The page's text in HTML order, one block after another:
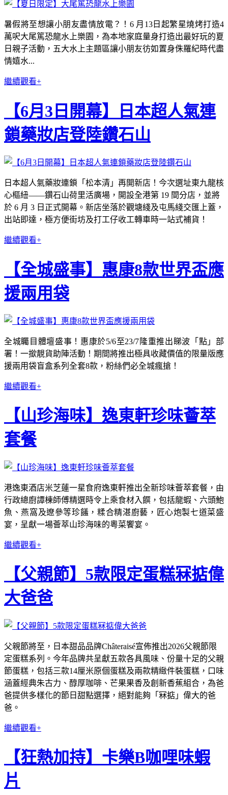
暑假將至想讓小朋友盡情放電？！6 月13日起繁星燒烤打造4
萬呎大尾篤恐龍水上樂園，為本地家庭量身打造出最好玩的夏
日親子活動，五大水上主題區讓小朋友彷如置身侏羅紀時代盡
情嬉水...
繼續觀看+
【6月3日開幕】日本超人氣連
鎖藥妝店登陸鑽石山
日本超人氣藥妝連鎖「松本清」再開新店！今次選址東九龍核
心樞紐——鑽石山荷里活廣場，開設全港第 19 間分店，並將
於 6 月 3 日正式開幕。新店坐落於觀塘綫及屯馬綫交匯上蓋，
出站即達，極方便街坊及打工仔收工轉車時一站式補貨！
繼續觀看+
【全城盛事】惠康8款世界盃應
援兩用袋
全城矚目體壇盛事！惠康於5/6至23/7隆重推出睇波「點」部
署！一撳靚貨助陣活動！期間將推出極具收藏價值的限量版應
援兩用袋盲盒系列全套8款，粉絲們必全城瘋搶！
繼續觀看+
【山珍海味】逸東軒珍味薈萃
套餐
港逸東酒店米芝蓮一星食府逸東軒推出全新珍味薈萃套餐，由
行政總廚譚棟師傅精選時令上乘食材入饌，包括龍蝦、六頭鮑
魚、燕窩及遼參等珍饈，糅合精湛廚藝，匠心炮製七道菜盛
宴，呈獻一場薈萃山珍海味的粵菜饗宴。
繼續觀看+
【父親節】5款限定蛋糕冧掂偉
大爸爸
父親節將至，日本甜品品牌Châteraisé宣佈推出2026父親節限
定蛋糕系列。今年品牌共呈獻五款各具風味、份量十足的父親
節蛋糕，包括三款14厘米原個蛋糕及兩款精緻件裝蛋糕，口味
涵蓋經典朱古力、醇厚咖啡、芒果果香及創新香蕉組合，為爸
爸提供多樣化的節日甜點選擇，絕對能夠「冧掂」偉大的爸
爸。
繼續觀看+
【狂熱加持】卡樂B咖哩味蝦
片